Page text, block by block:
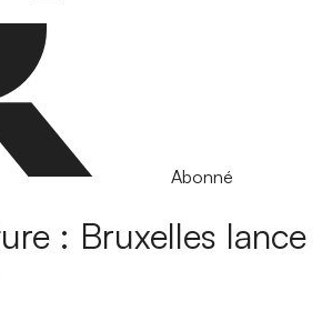
Abonné
: Bruxelles lance